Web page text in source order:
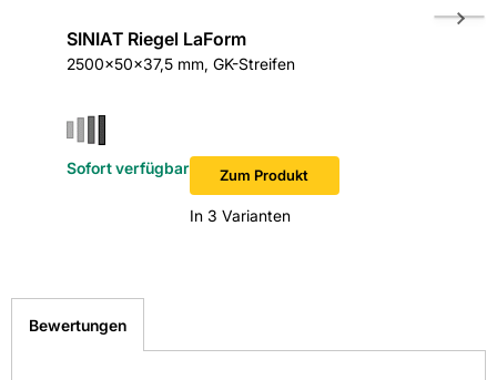
Stärke: 37,5
Hersteller-Art.-Nr.: 106442
EAN: 4032961001563
SINIAT Riegel LaForm
2500x50x37,5 mm, GK-Streifen
Zum Produkt
In 3 Varianten
Sofort verfügbar
Bewertungen